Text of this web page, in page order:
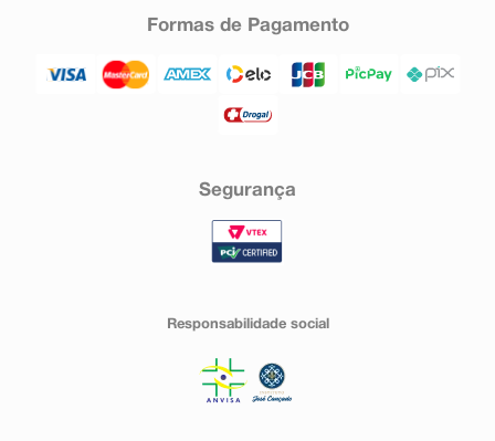
Formas de Pagamento
Segurança
Responsabilidade social